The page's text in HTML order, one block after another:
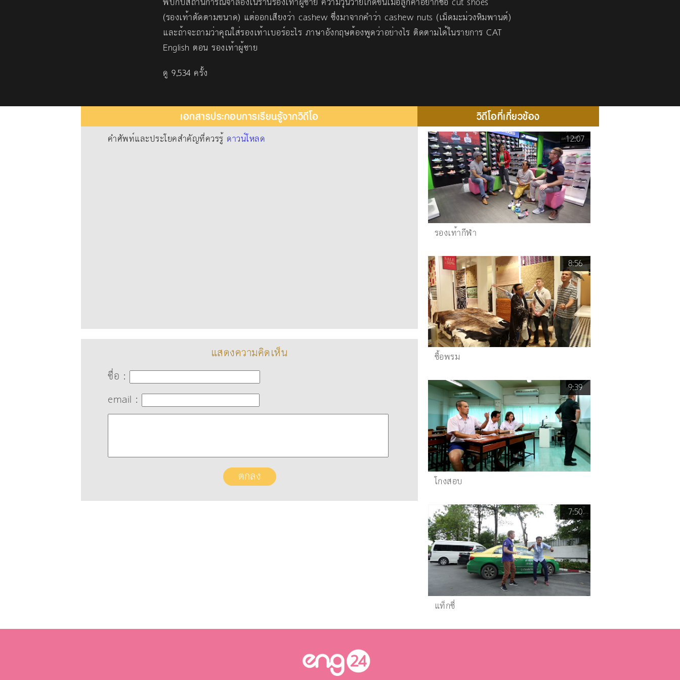
(รองเท้าตัดตามขนาด) แต่ออกเสียงว่า cashew ซึ่งมาจากคำว่า cashew nuts (เม็ดมะม่วงหิมพานต์)
และถ้าจะถามว่าคุณใส่รองเท้าเบอร์อะไร ภาษาอังกฤษต้องพูดว่าอย่างไร ติดตามได้ในรายการ CAT
English ตอน รองเท้าผู้ชาย
ดู 9,534 ครั้ง
เอกสารประกอบการเรียนรู้จากวิดีโอ
คำศัพท์และประโยคสำคัญที่ควรรู้ ดาวน์โหลด
แสดงความคิดเห็น
ชื่อ :
email :
วิดีโอที่เกี่ยวข้อง
12:07
รองเท้ากีฬา
8:56
ซื้อพรม
9:39
โกงสอบ
7:50
แท็กซี่